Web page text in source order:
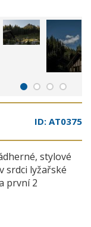
ID: AT0375
stylové
srdci lyžařské
první 2